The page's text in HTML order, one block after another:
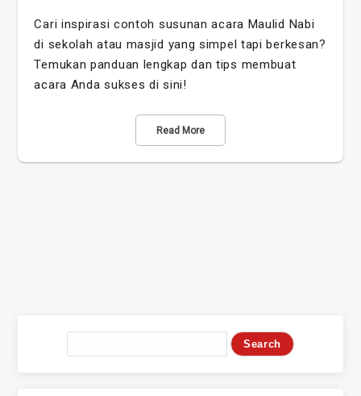
Cari inspirasi contoh susunan acara Maulid Nabi
di sekolah atau masjid yang simpel tapi berkesan?
Temukan panduan lengkap dan tips membuat
acara Anda sukses di sini!
Read More